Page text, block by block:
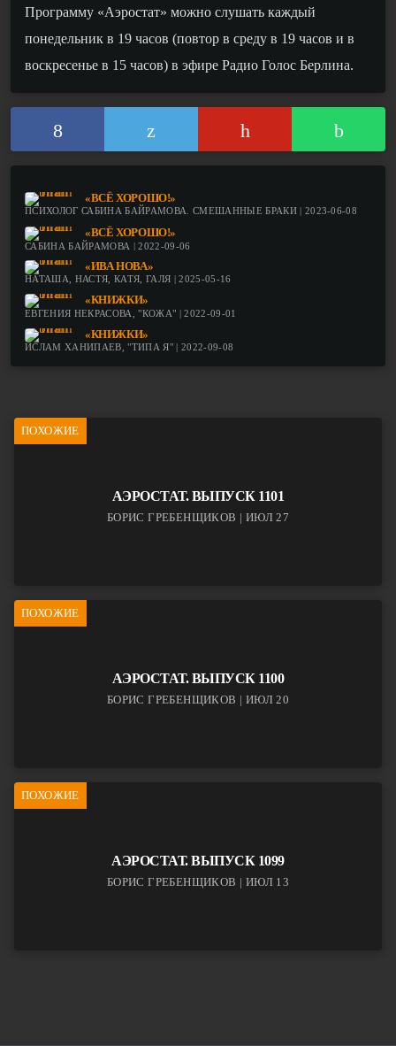
Программу «Аэростат» можно слушать каждый
понедельник в 19 часов (повтор в среду в 19 часов и в
воскресенье в 15 часов) в эфире Радио Голос Берлина.
«ВСЁ ХОРОШО!»
ПСИХОЛОГ САБИНА БАЙРАМОВА. СМЕШАННЫЕ БРАКИ | 2023-06-08
«ВСЁ ХОРОШО!»
САБИНА БАЙРАМОВА | 2022-09-06
«ИВА НОВА»
НАТАША, НАСТЯ, КАТЯ, ГАЛЯ | 2025-05-16
«КНИЖКИ»
ЕВГЕНИЯ НЕКРАСОВА, "КОЖА" | 2022-09-01
«КНИЖКИ»
ИСЛАМ ХАНИПАЕВ, "ТИПА Я" | 2022-09-08
ПОХОЖИЕ
АЭРОСТАТ. ВЫПУСК 1101
БОРИС ГРЕБЕНЩИКОВ | ИЮЛ 27
ПОХОЖИЕ
АЭРОСТАТ. ВЫПУСК 1100
БОРИС ГРЕБЕНЩИКОВ | ИЮЛ 20
ПОХОЖИЕ
АЭРОСТАТ. ВЫПУСК 1099
БОРИС ГРЕБЕНЩИКОВ | ИЮЛ 13